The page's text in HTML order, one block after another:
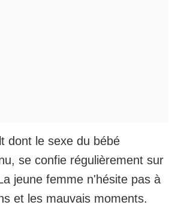
dont le sexe du bébé
, se confie régulièrement sur
jeune femme n'hésite pas à
et les mauvais moments.